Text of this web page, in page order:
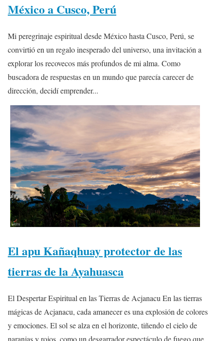
México a Cusco, Perú
Mi peregrinaje espiritual desde México hasta Cusco, Perú, se
convirtió en un regalo inesperado del universo, una invitación a
explorar los recovecos más profundos de mi alma. Como
buscadora de respuestas en un mundo que parecía carecer de
dirección, decidí emprender...
El apu Kañaqhuay protector de las
tierras de la Ayahuasca
El Despertar Espiritual en las Tierras de Acjanacu En las tierras
mágicas de Acjanacu, cada amanecer es una explosión de colores
y emociones. El sol se alza en el horizonte, tiñendo el cielo de
naranjas y rojos, como un desgarrador espectáculo de fuego que